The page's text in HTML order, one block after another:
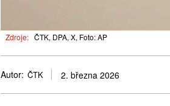
Zdroje: ČTK, DPA, X, Foto: AP
Autor: ČTK 2. března 2026